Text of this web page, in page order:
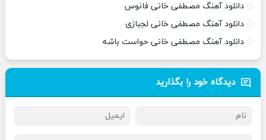
دانلود آهنگ مصطفی خانی فانوس
دانلود آهنگ مصطفی خانی لجبازی
دانلود آهنگ مصطفی خانی حواست باشه
دیدگاه خود را بگذارید